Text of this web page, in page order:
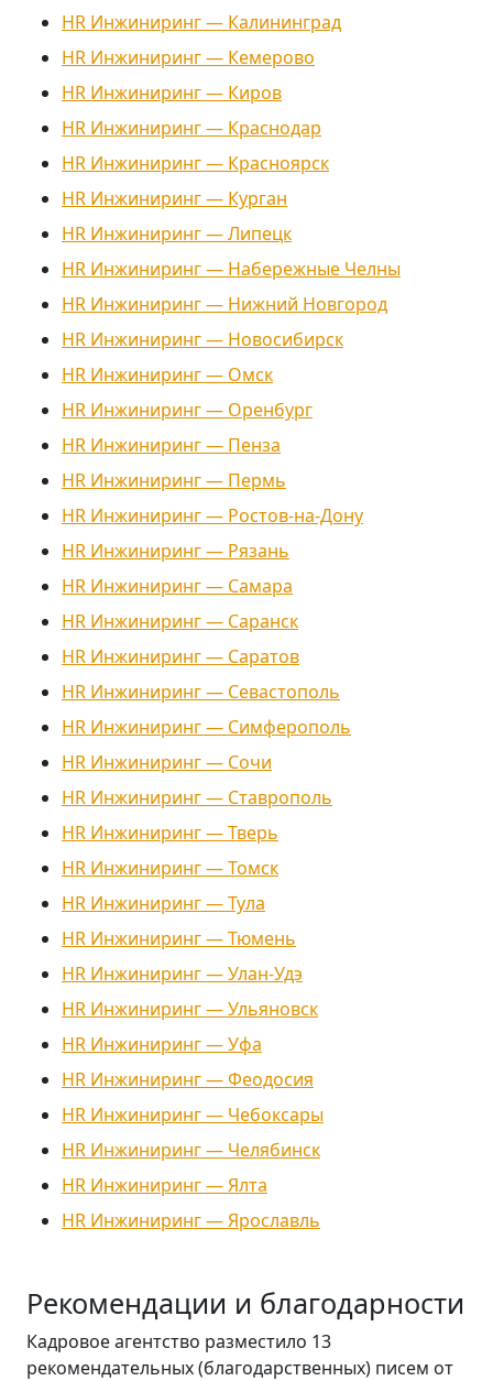
HR Инжиниринг — Калининград
HR Инжиниринг — Кемерово
HR Инжиниринг — Киров
HR Инжиниринг — Краснодар
HR Инжиниринг — Красноярск
HR Инжиниринг — Курган
HR Инжиниринг — Липецк
HR Инжиниринг — Набережные Челны
HR Инжиниринг — Нижний Новгород
HR Инжиниринг — Новосибирск
HR Инжиниринг — Омск
HR Инжиниринг — Оренбург
HR Инжиниринг — Пенза
HR Инжиниринг — Пермь
HR Инжиниринг — Ростов-на-Дону
HR Инжиниринг — Рязань
HR Инжиниринг — Самара
HR Инжиниринг — Саранск
HR Инжиниринг — Саратов
HR Инжиниринг — Севастополь
HR Инжиниринг — Симферополь
HR Инжиниринг — Сочи
HR Инжиниринг — Ставрополь
HR Инжиниринг — Тверь
HR Инжиниринг — Томск
HR Инжиниринг — Тула
HR Инжиниринг — Тюмень
HR Инжиниринг — Улан-Удэ
HR Инжиниринг — Ульяновск
HR Инжиниринг — Уфа
HR Инжиниринг — Феодосия
HR Инжиниринг — Чебоксары
HR Инжиниринг — Челябинск
HR Инжиниринг — Ялта
HR Инжиниринг — Ярославль
Рекомендации и благодарности
Кадровое агентство разместило 13
рекомендательных (благодарственных) писем от